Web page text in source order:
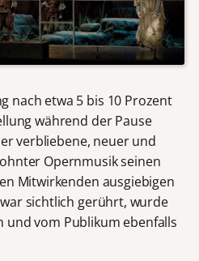
nach etwa 5 bis 10 Prozent
während der Pause
verbliebene, neuer und
Opernmusik seinen
Mitwirkenden ausgiebigen
sichtlich gerührt, wurde
und vom Publikum ebenfalls